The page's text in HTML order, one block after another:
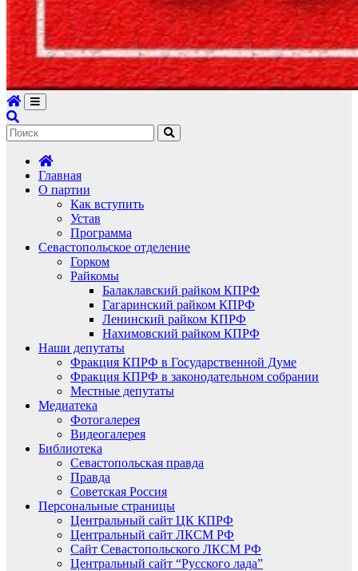
Главная
О партии
Как вступить
Устав
Программа
Севастопольское отделение
Горком
Райкомы
Балаклавский райком КПРФ
Гагаринский райком КПРФ
Ленинский райком КПРФ
Нахимовский райком КПРФ
Наши депутаты
Фракция КПРФ в Государственной Думе
Фракция КПРФ в законодательном собрании
Местные депутаты
Медиатека
Фотогалерея
Видеогалерея
Библиотека
Севастопольская правда
Правда
Советская Россия
Персональные страницы
Центральный сайт ЦК КПРФ
Центральный сайт ЛКСМ РФ
Сайт Севастопольского ЛКСМ РФ
Центральный сайт “Русского лада”